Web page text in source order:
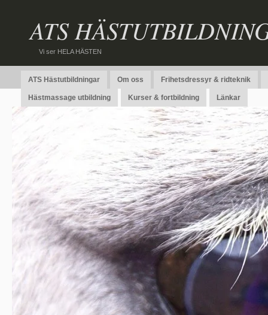
ATS
Vi ser HELA HÄSTEN
ATS Hästutbildningar Om oss Frihetsdressyr & ridteknik
Hästmassage utbildning Kurser & fortbildning Länkar